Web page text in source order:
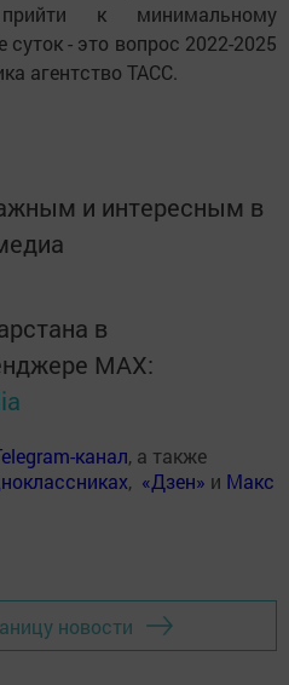
к минимальному
- это вопрос 2022-2025
агентство ТАСС.
и интересным в
в
MАХ:
канал, а также
, «Дзен» и Макс
новости